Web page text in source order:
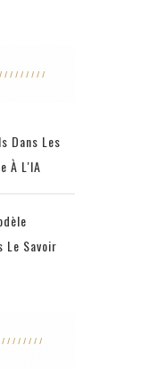
Dans Les
À L'IA
Le Savoir